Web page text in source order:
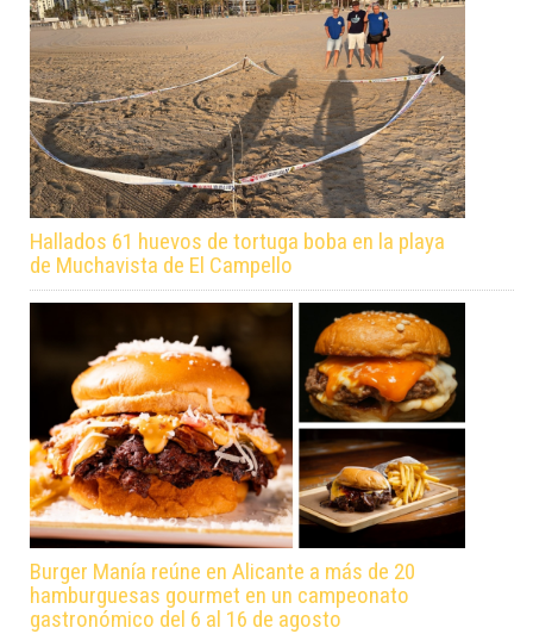
Hallados 61 huevos de tortuga boba en la playa
de Muchavista de El Campello
Burger Manía reúne en Alicante a más de 20
hamburguesas gourmet en un campeonato
gastronómico del 6 al 16 de agosto